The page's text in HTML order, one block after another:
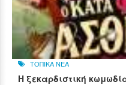
ΤΟΠΙΚΑ ΝΕΑ
Η ξεκαρδιστική